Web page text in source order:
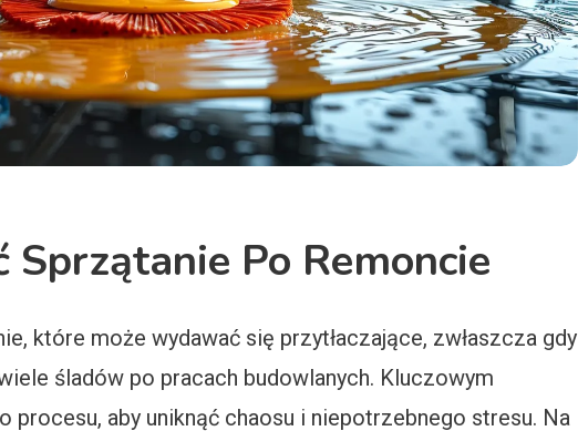
Sprzątanie Po Remoncie
które może wydawać się przytłaczające, zwłaszcza gdy
śladów po pracach budowlanych. Kluczowym
procesu, aby uniknąć chaosu i niepotrzebnego stresu. Na